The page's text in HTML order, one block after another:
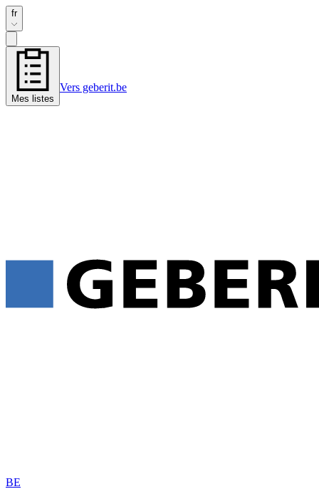
fr
Mes listes
Vers geberit.be
BE